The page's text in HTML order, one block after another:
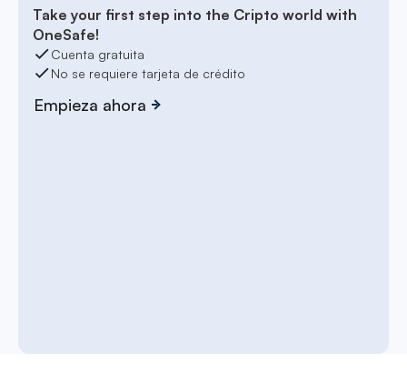
Take your first step into the Cripto world with
OneSafe!
Cuenta gratuita
No se requiere tarjeta de crédito
Empieza ahora